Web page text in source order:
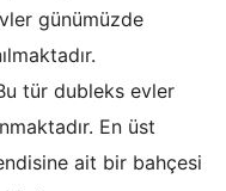
günümüzde
tür dubleks evler
En üst
ait bir bahçesi